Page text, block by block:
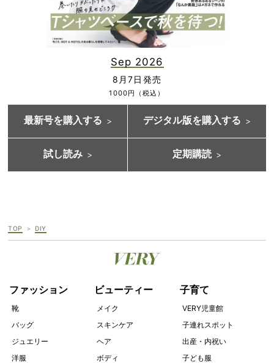
Sep 2026
8月7日発売
1000円（税込）
最新号を購入する デジタル版を購入する
試し読み 定期購読
TOP DIY
ファッション
靴
バッグ
ジュエリー
洋服
ビューティー
メイク
スキンケア
ヘア
ボディ
子育て
VERY児童館
子連れスポット
出産・内祝い
子ども服